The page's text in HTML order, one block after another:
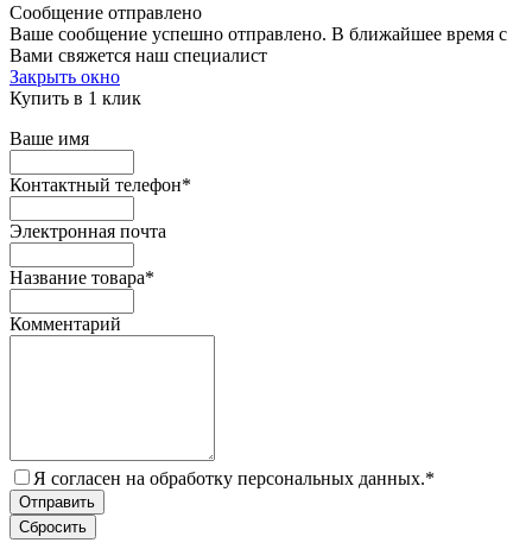
Сообщение отправлено
Ваше сообщение успешно отправлено. В ближайшее время с
Вами свяжется наш специалист
Закрыть окно
Купить в 1 клик
Ваше имя
Контактный телефон*
Электронная почта
Название товара*
Комментарий
Я согласен на обработку персональных данных.*